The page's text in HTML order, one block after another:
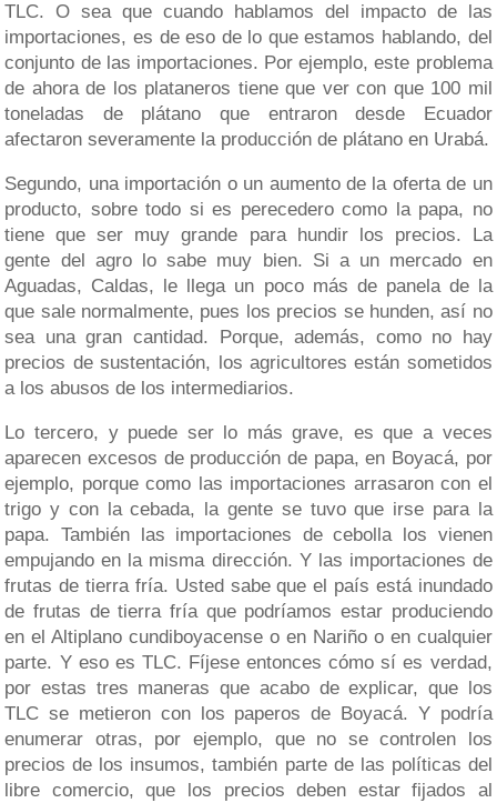
TLC. O sea que cuando hablamos del impacto de las
importaciones, es de eso de lo que estamos hablando, del
conjunto de las importaciones. Por ejemplo, este problema
de ahora de los plataneros tiene que ver con que 100 mil
toneladas de plátano que entraron desde Ecuador
afectaron severamente la producción de plátano en Urabá.
Segundo, una importación o un aumento de la oferta de un
producto, sobre todo si es perecedero como la papa, no
tiene que ser muy grande para hundir los precios. La
gente del agro lo sabe muy bien. Si a un mercado en
Aguadas, Caldas, le llega un poco más de panela de la
que sale normalmente, pues los precios se hunden, así no
sea una gran cantidad. Porque, además, como no hay
precios de sustentación, los agricultores están sometidos
a los abusos de los intermediarios.
Lo tercero, y puede ser lo más grave, es que a veces
aparecen excesos de producción de papa, en Boyacá, por
ejemplo, porque como las importaciones arrasaron con el
trigo y con la cebada, la gente se tuvo que irse para la
papa. También las importaciones de cebolla los vienen
empujando en la misma dirección. Y las importaciones de
frutas de tierra fría. Usted sabe que el país está inundado
de frutas de tierra fría que podríamos estar produciendo
en el Altiplano cundiboyacense o en Nariño o en cualquier
parte. Y eso es TLC. Fíjese entonces cómo sí es verdad,
por estas tres maneras que acabo de explicar, que los
TLC se metieron con los paperos de Boyacá. Y podría
enumerar otras, por ejemplo, que no se controlen los
precios de los insumos, también parte de las políticas del
libre comercio, que los precios deben estar fijados al